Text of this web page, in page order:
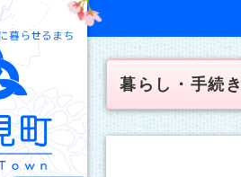
暮らし・手続き